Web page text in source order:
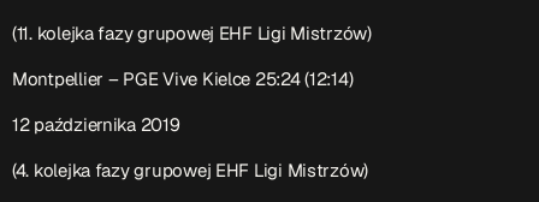
(11. kolejka fazy grupowej EHF Ligi Mistrzów)
Montpellier – PGE Vive Kielce 25:24 (12:14)
12 października 2019
(4. kolejka fazy grupowej EHF Ligi Mistrzów)